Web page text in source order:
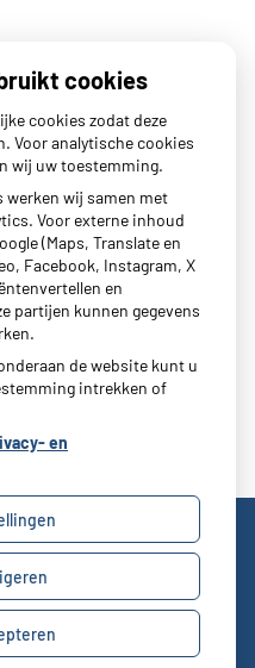
dokter?
|Beheer
cookies
cookies zodat deze
Voor analytische cookies
wij uw toestemming.
werken wij samen met
Voor externe inhoud
(Maps, Translate en
Facebook, Instagram, X
en
partijen kunnen gegevens
de website kunt u
intrekken of
en